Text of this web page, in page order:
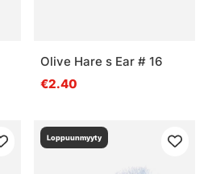
Olive Hare s Ear # 16
€2.40
Loppuunmyyty